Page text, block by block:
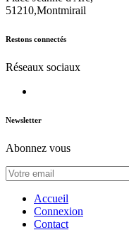
51210,Montmirail
Restons connectés
Réseaux sociaux
Newsletter
Abonnez vous
Accueil
Connexion
Contact